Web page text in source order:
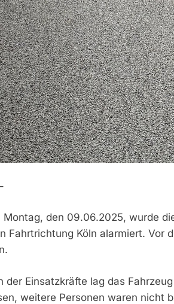
den 09.06.2025, wurde
Fahrtrichtung Köln alarmiert. Vor
der Einsatzkräfte lag das
weitere Personen waren nicht